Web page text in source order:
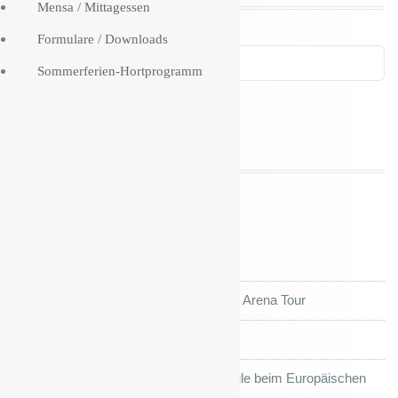
Kiefholz Grundschule auf großer Arena Tour
Preis für die Kiefholz-Grundschule beim Europäischen
Mensa / Mittagessen
Formulare / Downloads
Sommerferien-Hortprogramm